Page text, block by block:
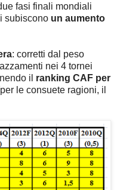
fasi finali mondiali
subiscono un aumento
: corretti dal peso
nei 4 tornei
il ranking CAF per
le consuete ragioni, il